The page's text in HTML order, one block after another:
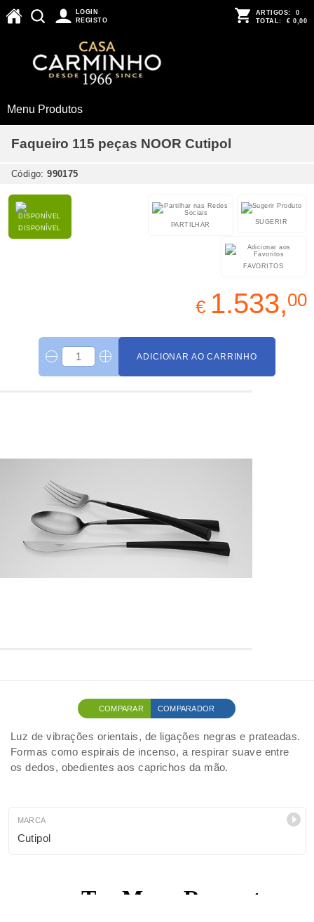
LOGIN
REGISTO
ARTIGOS: 0
TOTAL: € 0,00
Menu Produtos
Faqueiro 115 peças NOOR Cutipol
Código:990175
DISPONÍVEL
SUGERIR
PARTILHAR
FAVORITOS
€ 1.533,00
ADICIONAR AO CARRINHO
COMPARAR COMPARADOR
Luz de vibrações orientais, de ligações negras e prateadas.
Formas como espirais de incenso, a respirar suave entre
os dedos, obedientes aos caprichos da mão.
MARCA
Cutipol